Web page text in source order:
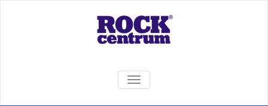
Rock Centrum
Ten pravý zvuk pre Vás!
TOGGLE
NAVIGATION